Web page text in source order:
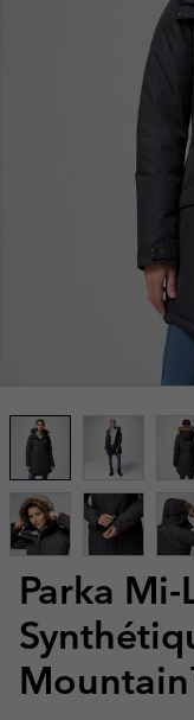
Parka